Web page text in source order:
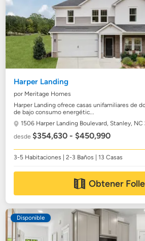
Harper Landing
por Meritage Homes
Harper Landing ofrece casas unifamiliares de
de bajo consumo energétic...
1506 Harper Landing Boulevard,Stanley, NC
desde$354,630 - $450,990
3-5 Habitaciones | 2-3 Baños | 13 Casas
Obtener
Disponible